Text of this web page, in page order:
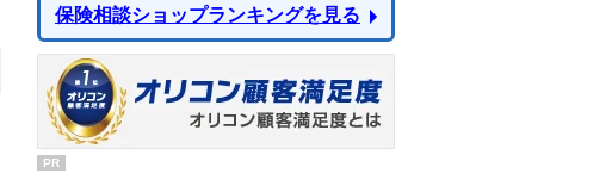
保険相談ショップランキングを見る
PR